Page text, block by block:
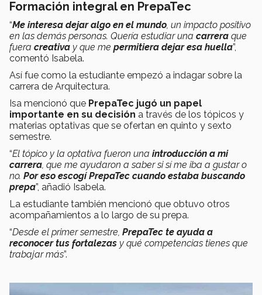
Formación integral en PrepaTec
“Me interesa dejar algo en el mundo, un impacto positivo
en las demás personas. Quería estudiar una carrera que
fuera creativa y que me permitiera dejar esa huella”,
comentó Isabela.
Así fue como la estudiante empezó a indagar sobre la
carrera de Arquitectura.
Isa mencionó que PrepaTec jugó un papel
importante en su decisión a través de los tópicos y
materias optativas que se ofertan en quinto y sexto
semestre.
“El tópico y la optativa fueron una introducción a mi
carrera, que me ayudaron a saber si sí me iba a gustar o
no. Por eso escogí PrepaTec cuando estaba buscando
prepa”, añadió Isabela.
La estudiante también mencionó que obtuvo otros
acompañamientos a lo largo de su prepa.
“Desde el primer semestre, PrepaTec te ayuda a
reconocer tus fortalezas y qué competencias tienes que
trabajar más”.